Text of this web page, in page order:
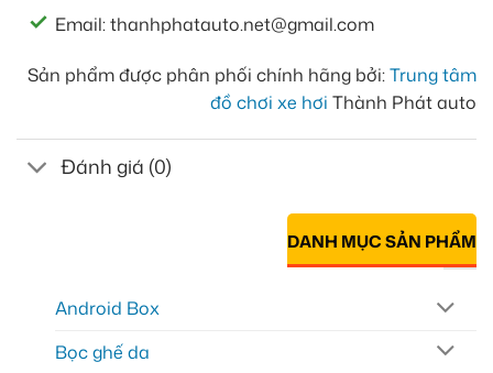
Email: thanhphatauto.net@gmail.com
Sản phẩm được phân phối chính hãng bởi:Trung tâm
đồ chơi xe hơi Thành Phát auto
Đánh giá (0)
DANH MỤC SẢN PHẨM
Android Box
Bọc ghế da